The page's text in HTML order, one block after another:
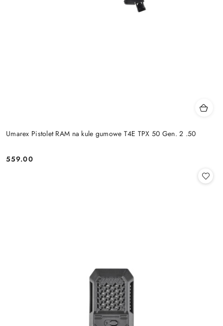
Umarex Pistolet RAM na kule gumowe T4E TPX 50 Gen. 2 .50
Cena:
559.00